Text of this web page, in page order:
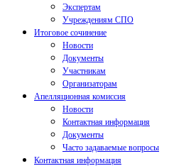
Экспертам
Учреждениям СПО
Итоговое сочинение
Новости
Документы
Участникам
Организаторам
Апелляционная комиссия
Новости
Контактная информация
Документы
Часто задаваемые вопросы
Контактная информация